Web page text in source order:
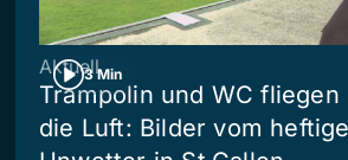
3 Min
Aktuell
Trampolin und WC fliegen
die Luft: Bilder vom